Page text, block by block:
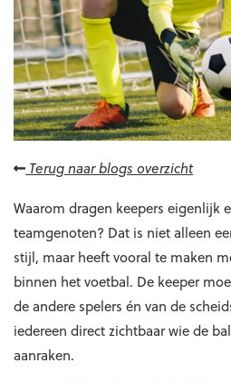
Terug naar blogs overzicht
Waarom dragen keepers eigenlijk
teamgenoten? Dat is niet alleen
stijl, maar heeft vooral te maken
binnen het voetbal. De keeper
de andere spelers én van de
iedereen direct zichtbaar wie de
aanraken.